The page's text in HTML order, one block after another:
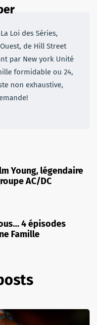
Loi des Séries,
de Hill Street
par New york Unité
formidable ou 24,
non exhaustive,
Young, légendaire
AC/DC
4 épisodes
Famille